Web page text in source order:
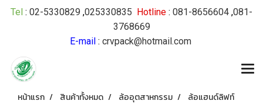
Tel : 02-5330829 ,025330835 Hotline : 081-8656604 ,081-
3768669
E-mail: crvpack@hotmail.com
หน้าแรก สินค้าทั้งหมด ล้ออุตสาหกรรม ล้อแฮนด์ลิฟท์